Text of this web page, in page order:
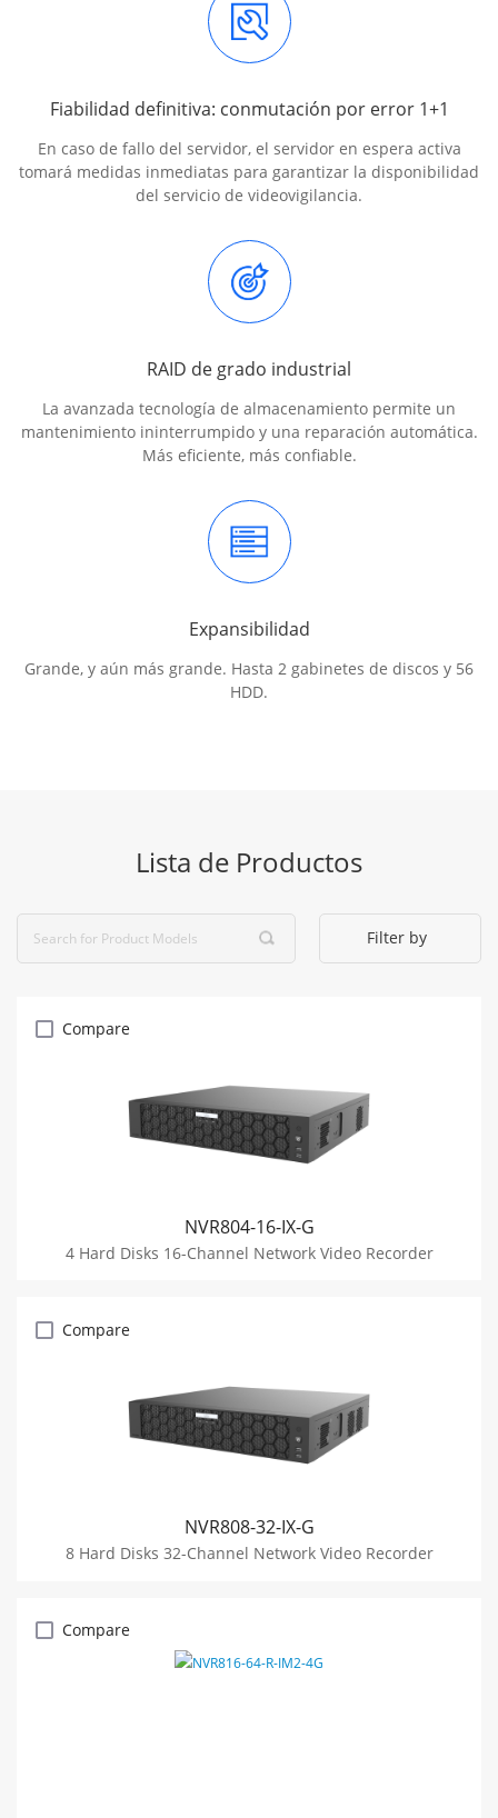
Fiabilidad definitiva: conmutación por error 1+1
En caso de fallo del servidor, el servidor en espera activa
tomará medidas inmediatas para garantizar la disponibilidad
del servicio de videovigilancia.
RAID de grado industrial
La avanzada tecnología de almacenamiento permite un
mantenimiento ininterrumpido y una reparación automática.
Más eficiente, más confiable.
Expansibilidad
Grande, y aún más grande. Hasta 2 gabinetes de discos y 56
HDD.
Lista de Productos
Filter by
Compare
NVR804-16-IX-G
4 Hard Disks 16-Channel Network Video Recorder
Compare
NVR808-32-IX-G
8 Hard Disks 32-Channel Network Video Recorder
Compare